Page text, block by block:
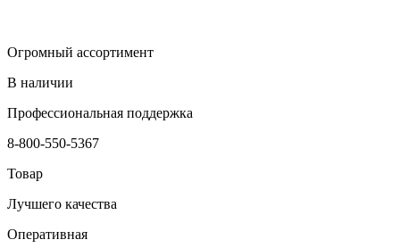
Огромный ассортимент
В наличии
Профессиональная поддержка
8-800-550-5367
Товар
Лучшего качества
Оперативная